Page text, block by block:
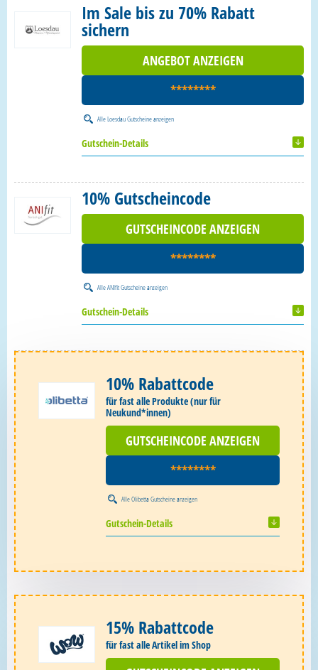
Im Sale bis zu 70% Rabatt
sichern
ANGEBOT ANZEIGEN
********
AlleLoesdau Gutscheineanzeigen
Gutschein-Details
10% Gutscheincode
GUTSCHEINCODE ANZEIGEN
********
AlleANIfit Gutscheineanzeigen
Gutschein-Details
10% Rabattcode
für fast alle Produkte (nur für
Neukund*innen)
GUTSCHEINCODE ANZEIGEN
********
AlleOlibetta Gutscheineanzeigen
Gutschein-Details
15% Rabattcode
für fast alle Artikel im Shop